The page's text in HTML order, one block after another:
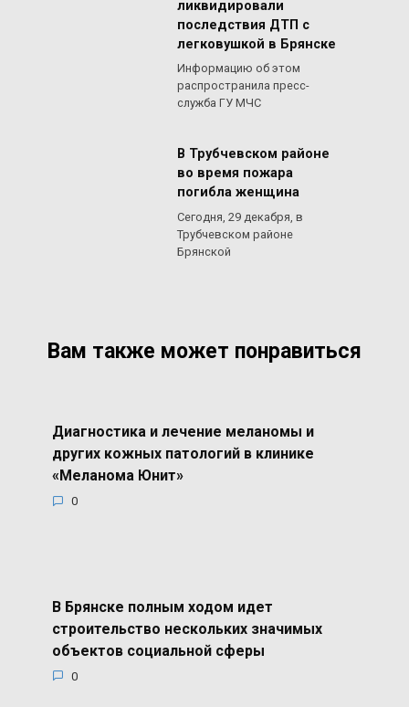
ликвидировали
последствия ДТП с
легковушкой в Брянске
Информацию об этом
распространила пресс-
служба ГУ МЧС
В Трубчевском районе
во время пожара
погибла женщина
Сегодня, 29 декабря, в
Трубчевском районе
Брянской
Вам также может понравиться
Диагностика и лечение меланомы и
других кожных патологий в клинике
«Меланома Юнит»
0
В Брянске полным ходом идет
строительство нескольких значимых
объектов социальной сферы
0